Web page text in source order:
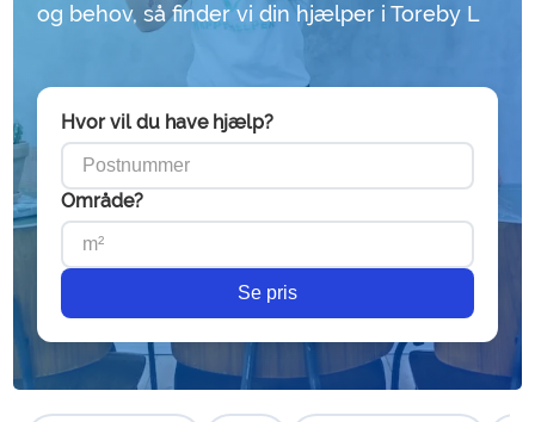
og behov, så finder vi din hjælper i Toreby L
Hvor vil du have hjælp?
Område?
Se pris